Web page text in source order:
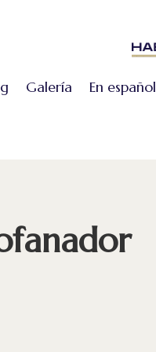
Galería En español